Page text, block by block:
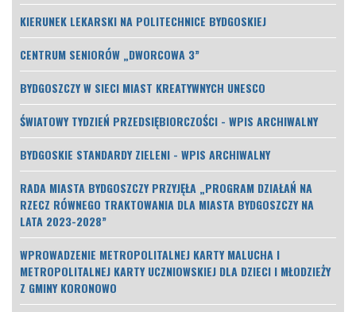
KIERUNEK LEKARSKI NA POLITECHNICE BYDGOSKIEJ
CENTRUM SENIORÓW „DWORCOWA 3”
BYDGOSZCZY W SIECI MIAST KREATYWNYCH UNESCO
ŚWIATOWY TYDZIEŃ PRZEDSIĘBIORCZOŚCI - WPIS ARCHIWALNY
BYDGOSKIE STANDARDY ZIELENI - WPIS ARCHIWALNY
RADA MIASTA BYDGOSZCZY PRZYJĘŁA „PROGRAM DZIAŁAŃ NA
RZECZ RÓWNEGO TRAKTOWANIA DLA MIASTA BYDGOSZCZY NA
LATA 2023-2028”
WPROWADZENIE METROPOLITALNEJ KARTY MALUCHA I
METROPOLITALNEJ KARTY UCZNIOWSKIEJ DLA DZIECI I MŁODZIEŻY
Z GMINY KORONOWO